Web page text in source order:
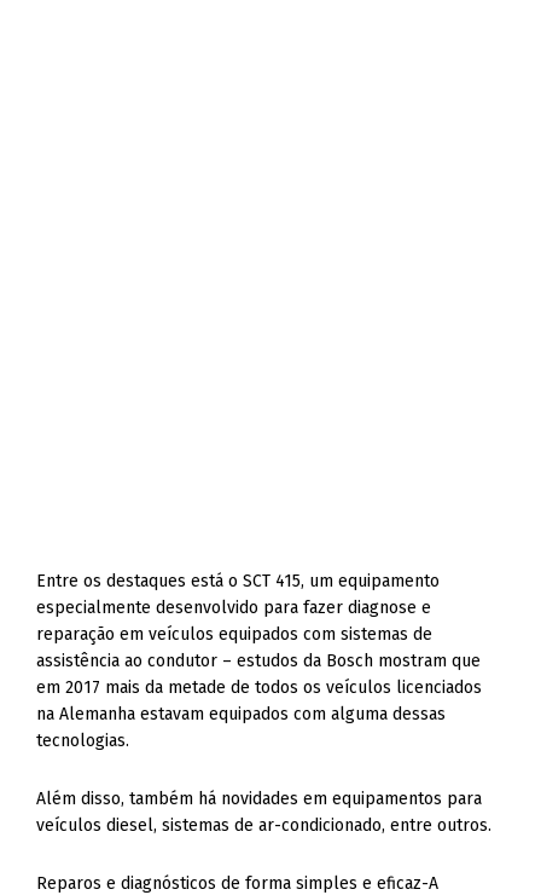
Entre os destaques está o SCT 415, um equipamento
especialmente desenvolvido para fazer diagnose e
reparação em veículos equipados com sistemas de
assistência ao condutor – estudos da Bosch mostram que
em 2017 mais da metade de todos os veículos licenciados
na Alemanha estavam equipados com alguma dessas
tecnologias.
Além disso, também há novidades em equipamentos para
veículos diesel, sistemas de ar-condicionado, entre outros.
Reparos e diagnósticos de forma simples e eficaz-A